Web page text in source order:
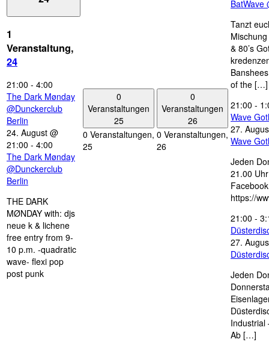
1
Veranstaltung,
24
21:00 - 4:00
The Dark Mønday
@Dunckerclub
Berlin
24. August @
21:00 - 4:00
The Dark Mønday
@Dunckerclub
Berlin
THE DARK
MØNDAY with: djs
neue k & lichene
free entry from 9-
10 p.m. -quadratic
wave- flexi pop
post punk
0
Veranstaltungen
25
0 Veranstaltungen,
25
0
Veranstaltungen
26
0 Veranstaltungen,
26
BatWave
Tanzt
& 80’s
of the […]
21:00 -
Wave
27.
Wave
Jeden
21.00
https://
21:00 -
27.
Jeden
Industrial
Ab […]